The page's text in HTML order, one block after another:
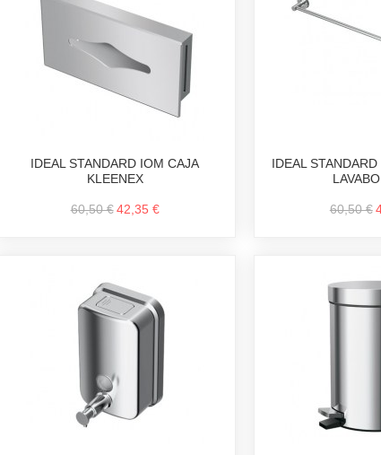
IDEAL STANDARD IOM CAJA
KLEENEX
60,50 € 42,35 €
IDEAL
60,50 €